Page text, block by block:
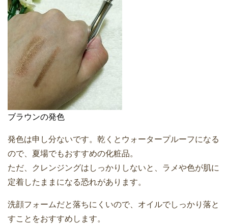
ブラウンの発色
発色は申し分ないです。乾くとウォータープルーフになる
ので、夏場でもおすすめの化粧品。
ただ、クレンジングはしっかりしないと、ラメや色が肌に
定着したままになる恐れがあります。
洗顔フォームだと落ちにくいので、オイルでしっかり落と
すことをおすすめします。